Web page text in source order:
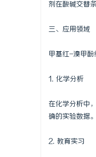
剂在酸碱交替
三、应用领域
甲基红-溴甲酚
1. 化学分析
在化学分析中
确的实验数据。
2. 教育实习